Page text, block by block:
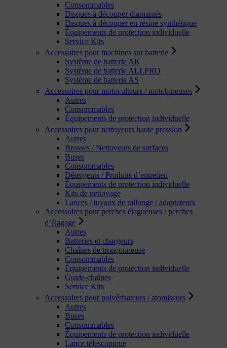
Consommables
Disques à découper diamantés
Disques à découper en résine synthétique
Équipements de protection individuelle
Service Kits
Accessoires pour machines sur batterie
Système de batterie AK
Système de batterie ALLPRO
Système de batterie AS
Accessoires pour motoculteurs / motobineuses
Autres
Consommables
Équipements de protection individuelle
Accessoires pour nettoyeurs haute pression
Autres
Brosses / Nettoyeurs de surfaces
Buses
Consommables
Détergents / Produits d’entretien
Équipements de protection individuelle
Kits de nettoyage
Lances / tuyaux de rallonge / adaptateurs
Accessoires pour perches élagueuses / perches
d’élagage
Autres
Batteries et chargeurs
Chaînes de tronçonneuse
Consommables
Équipements de protection individuelle
Guide-chaînes
Service Kits
Accessoires pour pulvérisateurs / atomiseurs
Autres
Buses
Consommables
Équipements de protection individuelle
Lance télescopique